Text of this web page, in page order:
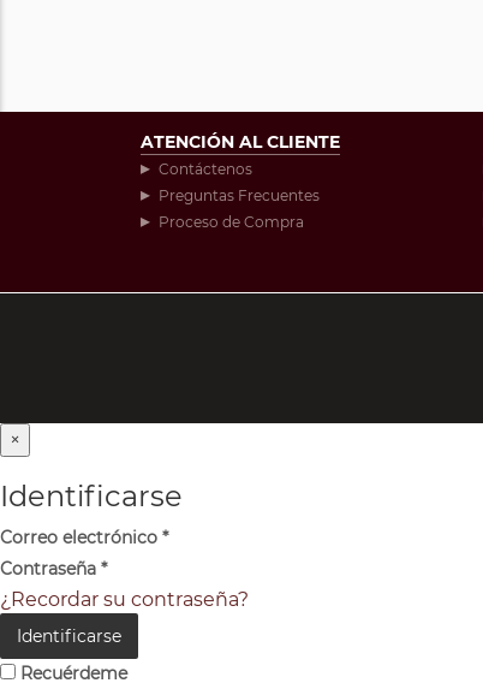
ATENCIÓN AL CLIENTE
Contáctenos
Preguntas Frecuentes
Proceso de Compra
×
Identificarse
Correo electrónico *
Contraseña *
¿Recordar su contraseña?
Identificarse
Recuérdeme